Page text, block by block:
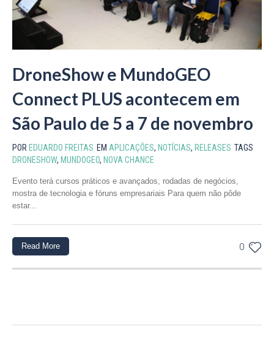
DroneShow e MundoGEO
Connect PLUS acontecem em
São Paulo de 5 a 7 de novembro
POR EDUARDO FREITAS EM APLICAÇÕES, NOTÍCIAS, RELEASES TAGS
DRONESHOW, MUNDOGEO, NOVA CHANCE
Evento terá cursos práticos e avançados, rodadas de negócios,
mostra de tecnologia e fóruns empresariais Para quem não pôde
estar...
0
Read More